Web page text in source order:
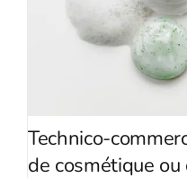
Technico-
de cosmétique